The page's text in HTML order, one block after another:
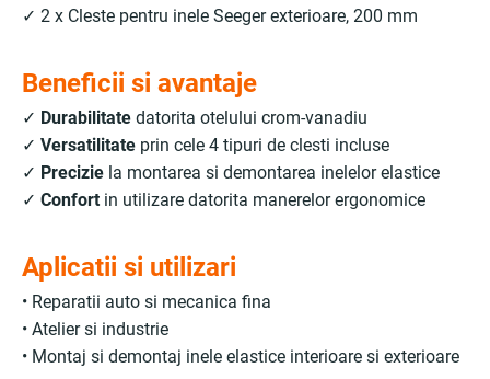
✓ 2 x Cleste pentru inele Seeger exterioare, 200 mm
Beneficii si avantaje
✓ Durabilitate datorita otelului crom-vanadiu
✓ Versatilitate prin cele 4 tipuri de clesti incluse
✓ Precizie la montarea si demontarea inelelor elastice
✓ Confort in utilizare datorita manerelor ergonomice
Aplicatii si utilizari
• Reparatii auto si mecanica fina
• Atelier si industrie
• Montaj si demontaj inele elastice interioare si exterioare